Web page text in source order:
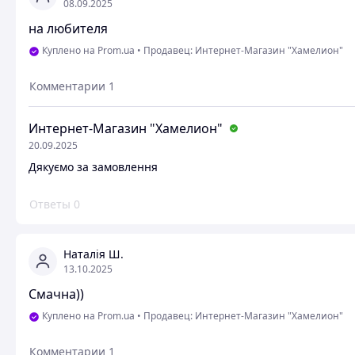
08.09.2025
на любителя
Куплено на Prom.ua • Продавец: Интернет-Магазин "Хамелион"
Комментарии 1
Интернет-Магазин "Хамелион"
20.09.2025
Дякуємо за замовлення
Ответы 0
Наталія Ш.
13.10.2025
Смачна))
Куплено на Prom.ua • Продавец: Интернет-Магазин "Хамелион"
Комментарии 1